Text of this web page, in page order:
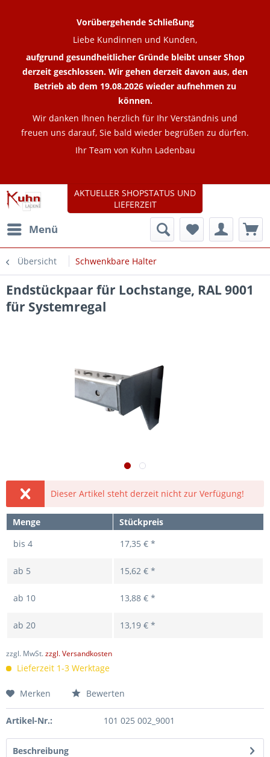
Menü
Übersicht Schwenkbare Halter
Endstückpaar für Lochstange, RAL 9001
für Systemregal
Dieser Artikel steht derzeit nicht zur Verfügung!
Menge
Stückpreis
bis 4 17,35 € *
ab 5 15,62 € *
ab 10 13,88 € *
ab 20 13,19 € *
zzgl. MwSt.zzgl. Versandkosten
Lieferzeit 1-3 Werktage
Merken Bewerten
Artikel-Nr.: 101 025 002_9001
Beschreibung
AKTUELLER SHOPSTATUS UND
LIEFERZEIT
Vorübergehende Schließung
Liebe Kundinnen und Kunden,
aufgrund gesundheitlicher Gründe bleibt unser Shop
derzeit geschlossen. Wir gehen derzeit davon aus, den
Betrieb ab dem 19.08.2026 wieder aufnehmen zu
können.
Wir danken Ihnen herzlich für Ihr Verständnis und
freuen uns darauf, Sie bald wieder begrüßen zu dürfen.
Ihr Team von Kuhn Ladenbau